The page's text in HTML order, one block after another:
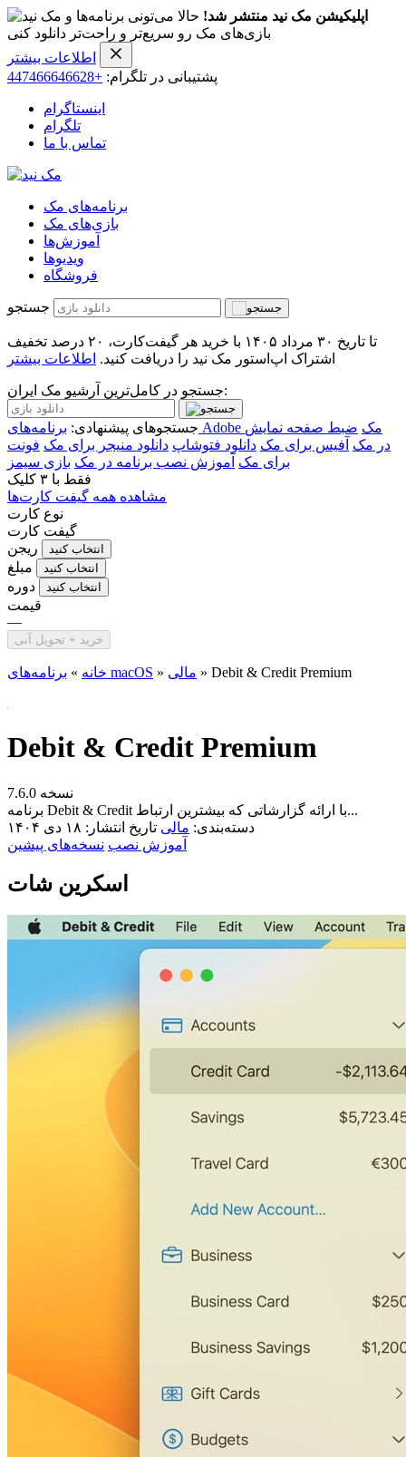
اپلیکیشن مک نید منتشر شد! حالا می‌تونی برنامه‌ها و
بازی‌های مک رو سریع‌تر و راحت‌تر دانلود کنی
اطلاعات بیشتر
پشتیبانی در تلگرام: +447466646628
اینستاگرام
تلگرام
تماس با ما
برنامه‌های مک
بازی‌های مک
آموزش‌ها
ویدیو‌ها
فروشگاه
جستجو
تا تاریخ ۳۰ مرداد ۱۴۰۵ با خرید هر گیفت‌کارت، ۲۰ درصد تخفیف
اشتراک اپ‌استور مک نید را دریافت کنید. اطلاعات بیشتر
جستجو در کامل‌ترین آرشیو مک ایران:
جستجوهای پیشنهادی: برنامه‌های Adobe مک ضبط صفحه نمایش
در مک آفیس برای مک دانلود فتوشاپ دانلود منیجر برای مک فونت
برای مک آموزش نصب برنامه در مک بازی سیمز
فقط با ۳ کلیک
مشاهده همه گیفت کارت‌ها
نوع کارت
گیفت کارت
ریجن
انتخاب کنید
مبلغ انتخاب کنید
دوره انتخاب کنید
قیمت
—
خرید + تحویل آنی
خانه » برنامه‌های macOS » مالی » Debit & Credit Premium
Debit & Credit Premium
نسخه 7.6.0
برنامه Debit & Credit با ارائه گزارشاتی که بیشترین ارتباط...
دسته‌بندی: مالی تاریخ انتشار: ۱۸ دی ۱۴۰۴
آموزش نصب نسخه‌های پیشین
اسکرین شات